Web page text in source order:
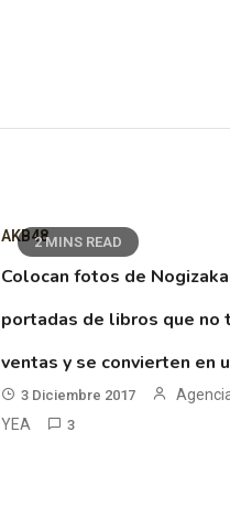
2 MINS READ
AKB48
Colocan fotos de
portadas de libros que no
ventas y se convierten en
3 Diciembre 2017
YEA
3